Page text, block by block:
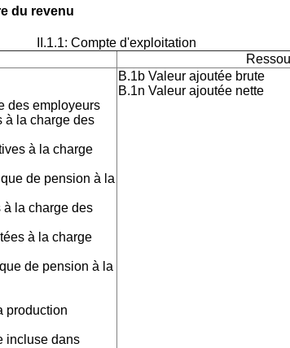
du revenu
II.1.1: Compte d'exploitation
des employeurs
à la charge des
à la charge
de pension à la
la charge des
à la charge
de pension à la
production
incluse dans
B.1b Valeur ajoutée brute
B.1n Valeur ajoutée nette